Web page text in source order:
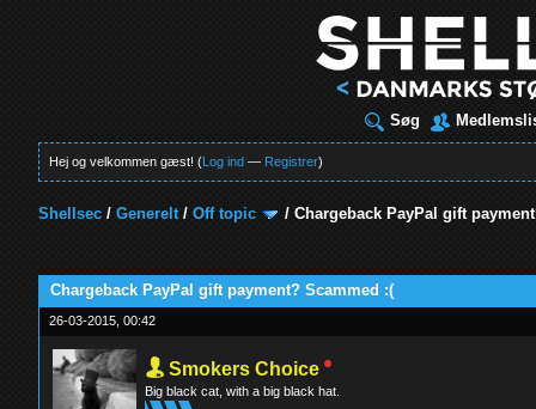
Søg
Hej og velkommen gæst! (Log ind — Registrer)
Shellsec /Generelt/Off topic /Chargeback PayPal gift
Chargeback PayPal gift payment? Scammed :(
26-03-2015, 00:42
Smokers Choice
Big black cat, with a big black hat.